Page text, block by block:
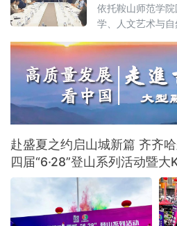
依托鞍山师范学
学、人文艺术与
围绕新大众文艺
文化及诵读传播
国内音乐叙事系
研模式。
赴盛夏之约启山城新篇 齐齐
四届“6·28”登山系列活动暨
情开赛